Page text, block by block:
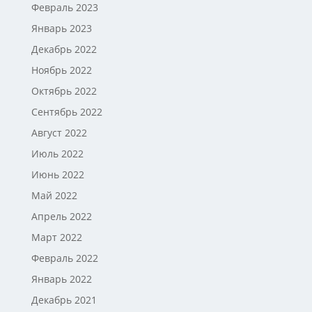
Февраль 2023
Январь 2023
Декабрь 2022
Ноябрь 2022
Октябрь 2022
Сентябрь 2022
Август 2022
Июль 2022
Июнь 2022
Май 2022
Апрель 2022
Март 2022
Февраль 2022
Январь 2022
Декабрь 2021